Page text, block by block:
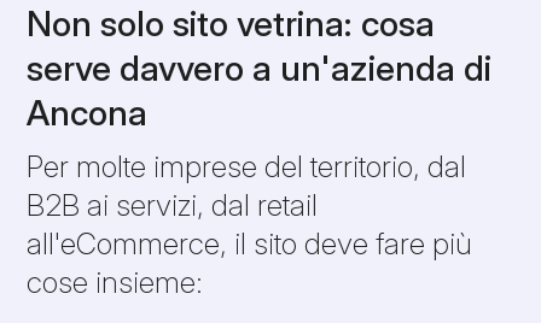
Non solo sito vetrina: cosa
serve davvero a un'azienda di
Ancona
Per molte imprese del territorio, dal
B2B ai servizi, dal retail
all'eCommerce, il sito deve fare più
cose insieme: